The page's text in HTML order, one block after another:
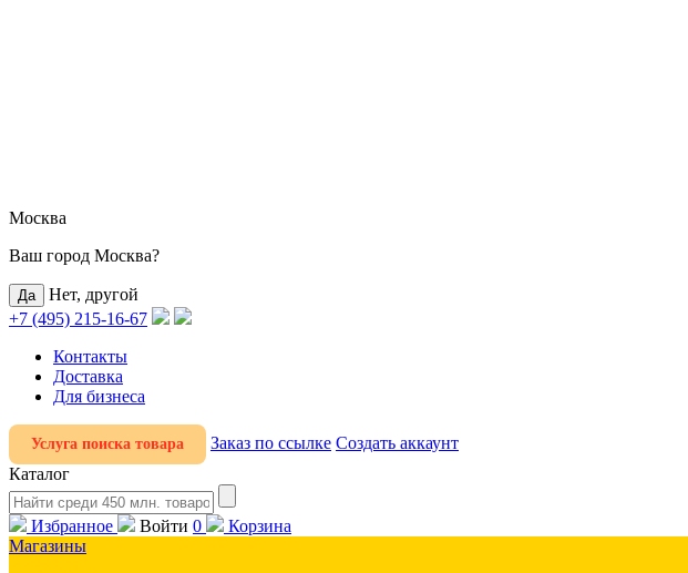
Москва
Ваш город Москва?
Нет, другой
+7 (495) 215-16-67
Контакты
Доставка
Для бизнеса
Услуга поиска товара Заказ по ссылке Создать аккаунт
Каталог
Избранное Войти 0
Корзина
Магазины